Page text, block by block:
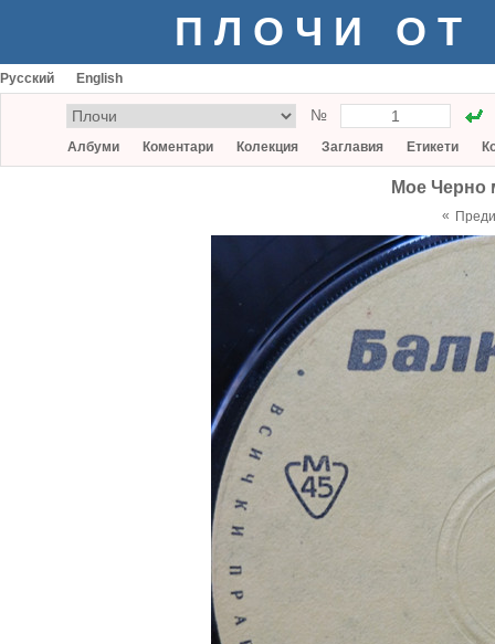
ПЛОЧИ ОТ
Русский English
№
Албуми Коментари Колекция Заглавия Етикети
Мое Черно
«